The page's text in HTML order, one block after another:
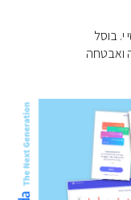
י. בוסל
ואבטחה